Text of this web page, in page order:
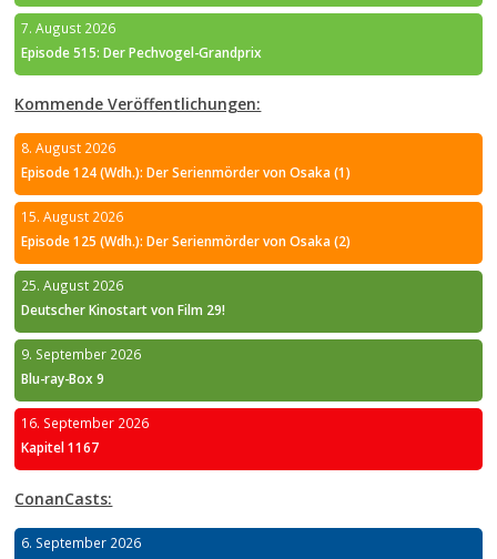
7. August 2026
Episode 515: Der Pechvogel-Grandprix
Kommende Veröffentlichungen:
8. August 2026
Episode 124 (Wdh.): Der Serienmörder von Osaka (1)
15. August 2026
Episode 125 (Wdh.): Der Serienmörder von Osaka (2)
25. August 2026
Deutscher Kinostart von Film 29!
9. September 2026
Blu-ray-Box 9
16. September 2026
Kapitel 1167
ConanCasts:
6. September 2026